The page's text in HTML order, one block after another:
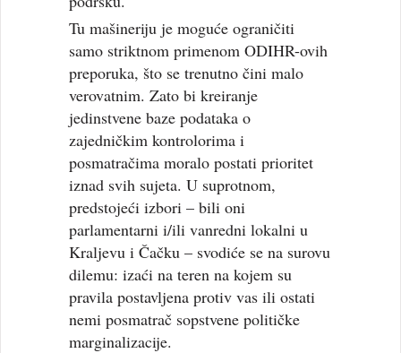
Tu mašineriju je moguće ograničiti
samo striktnom primenom ODIHR-ovih
preporuka, što se trenutno čini malo
verovatnim. Zato bi kreiranje
jedinstvene baze podataka o
zajedničkim kontrolorima i
posmatračima moralo postati prioritet
iznad svih sujeta. U suprotnom,
predstojeći izbori – bili oni
parlamentarni i/ili vanredni lokalni u
Kraljevu i Čačku – svodiće se na surovu
dilemu: izaći na teren na kojem su
pravila postavljena protiv vas ili ostati
nemi posmatrač sopstvene političke
marginalizacije.